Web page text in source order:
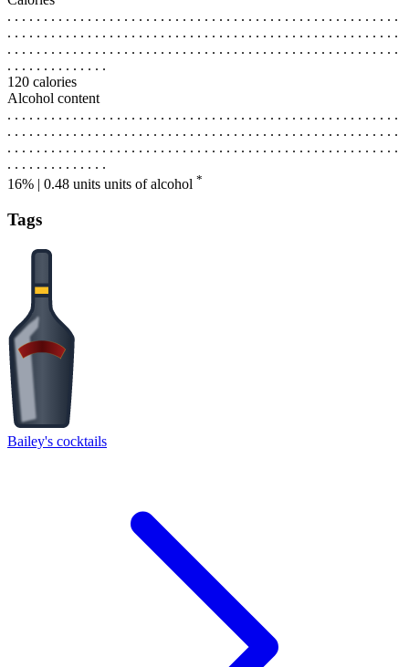
. . . . . . . . . . . . . . . . . . . . . . . . . . . . . . . . . . . . . . . . . . . . . . . . . . . . . .
. . . . . . . . . . . . . . . . . . . . . . . . . . . . . . . . . . . . . . . . . . . . . . . . . . . . . .
. . . . . . . . . . . . . . . . . . . . . . . . . . . . . . . . . . . . . . . . . . . . . . . . . . . . . .
. . . . . . . . . . . . . .
120 calories
Alcohol content
. . . . . . . . . . . . . . . . . . . . . . . . . . . . . . . . . . . . . . . . . . . . . . . . . . . . . .
. . . . . . . . . . . . . . . . . . . . . . . . . . . . . . . . . . . . . . . . . . . . . . . . . . . . . .
. . . . . . . . . . . . . . . . . . . . . . . . . . . . . . . . . . . . . . . . . . . . . . . . . . . . . .
. . . . . . . . . . . . . .
16% | 0.48 units units of alcohol *
Tags
Bailey's cocktails